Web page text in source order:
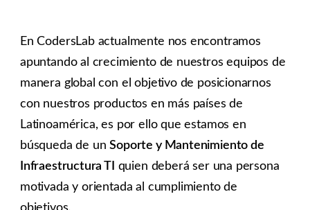
En CodersLab actualmente nos encontramos
apuntando al crecimiento de nuestros equipos de
manera global con el objetivo de posicionarnos
con nuestros productos en más países de
Latinoamérica, es por ello que estamos en
búsqueda de unSoporte y Mantenimiento de
Infraestructura TI quien deberá ser una persona
motivada y orientada al cumplimiento de